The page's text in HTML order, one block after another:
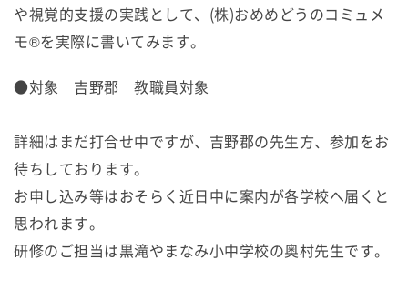
や視覚的支援の実践として、(株)おめめどうのコミュメ
モ®を実際に書いてみます。
●対象 吉野郡 教職員対象
詳細はまだ打合せ中ですが、吉野郡の先生方、参加をお
待ちしております。
お申し込み等はおそらく近日中に案内が各学校へ届くと
思われます。
研修のご担当は黒滝やまなみ小中学校の奥村先生です。